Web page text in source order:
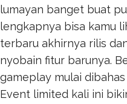
lumayan banget buat
lengkapnya bisa kamu
terbaru akhirnya rilis
nyobain fitur barunya.
gameplay mulai
Event limited kali ini